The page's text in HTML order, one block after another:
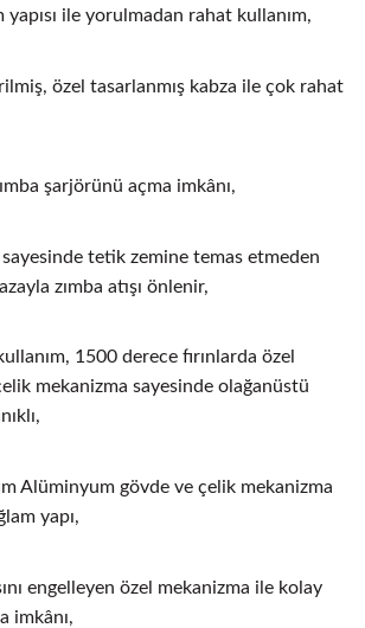
yapısı ile yorulmadan rahat kullanım,
özel tasarlanmış kabza ile çok rahat
şarjörünü açma imkânı,
tetik zemine temas etmeden
zımba atışı önlenir,
1500 derece fırınlarda özel
mekanizma sayesinde olağanüstü
Alüminyum gövde ve çelik mekanizma
yapı,
engelleyen özel mekanizma ile kolay
imkânı,